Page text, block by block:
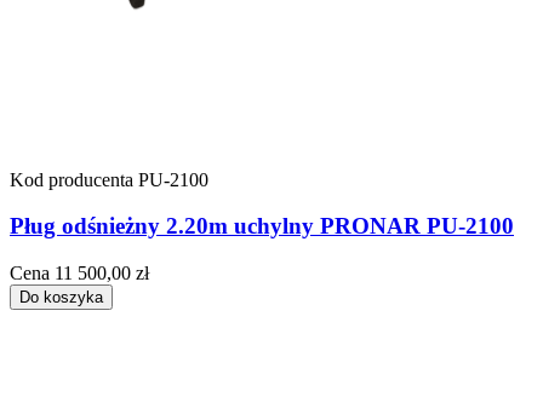
Kod producenta PU-2100
Pług odśnieżny 2.20m uchylny PRONAR PU-2100
Cena 11 500,00 zł
Do koszyka